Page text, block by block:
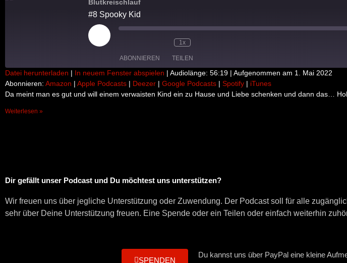
Blutkreischlauf
#8 Spooky Kid
Play
Episode
1x
ABONNIEREN TEILEN
Apple Podcasts
TEILEN
LINK
Datei herunterladen | In neuem Fenster abspielen | Audiolänge: 56:19 | Aufgenommen am 1. Mai 2022
Abonnieren: Amazon | Apple Podcasts | Deezer | Google Podcasts | Spotify | iTunes
Da meint man es gut und will einem verwaisten Kind ein zu Hause und Liebe schenken und dann das…
Weiterlesen »
Dir gefällt unser Podcast und Du möchtest uns unterstützen?
Wir freuen uns über jegliche Unterstützung oder Zuwendung. Der Podcast soll für alle
sehr über Deine Unterstützung freuen. Eine Spende oder ein Teilen oder einfach weiterhin
SPENDEN
Du kannst uns über PayPal eine kleine